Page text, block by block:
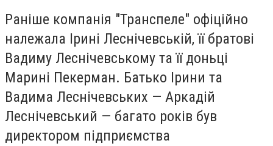
Раніше компанія "Транспеле" офіційно
належала Ірині Леснічевській, її братові
Вадиму Леснічевському та її доньці
Марині Пекерман. Батько Ірини та
Вадима Леснічевських — Аркадій
Леснічевський — багато років був
директором підприємства